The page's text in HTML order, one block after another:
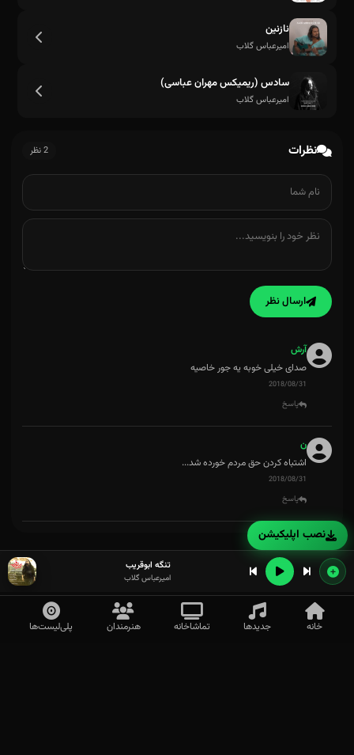
نازنین
امیرعباس گلاب
سادس (ریمیکس مهران عباسی)
امیرعباس گلاب
نظرات 2 نظر
ارسال نظر
آرش
صدای خیلی خوبه یه جور خاصیه
2018/08/31
پاسخ
ن
اشتباه کردن حق مردم خورده شد...
2018/08/31
پاسخ
تنگه ابوقریب
امیرعباس گلاب
خانه جدیدها تماشاخانه هنرمندان پلی‌لیست‌ها
نصب اپلیکیشن